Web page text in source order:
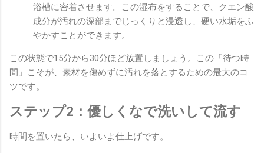
浴槽に密着させます。この湿布をすることで、クエン酸
成分が汚れの深部までじっくりと浸透し、硬い水垢をふ
やかすことができます。
この状態で15分から30分ほど放置しましょう。この「待つ時
間」こそが、素材を傷めずに汚れを落とするための最大のコ
ツです。
ステップ2：優しくなで洗いして流す
時間を置いたら、いよいよ仕上げです。